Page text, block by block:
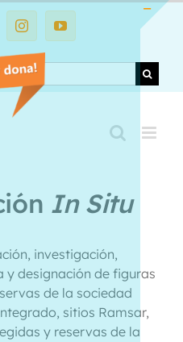
InstagramYouTube
In Situ
investigación,
designación de figuras
de la sociedad
sitios Ramsar,
y reservas de la
Bar
Area